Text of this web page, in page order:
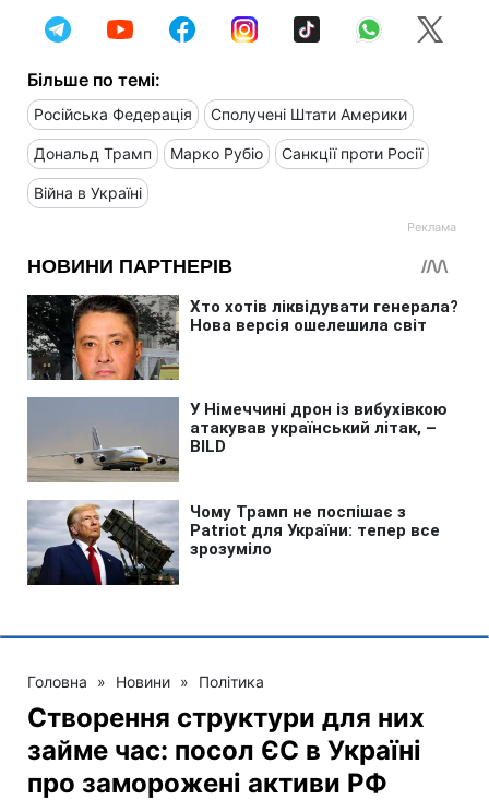
Більше по темі:
Російська Федерація Сполучені Штати Америки
Дональд Трамп Марко Рубіо Санкції проти Росії
Війна в Україні
Головна » Новини » Політика
Створення структури для них
займе час: посол ЄС в Україні
про заморожені активи РФ